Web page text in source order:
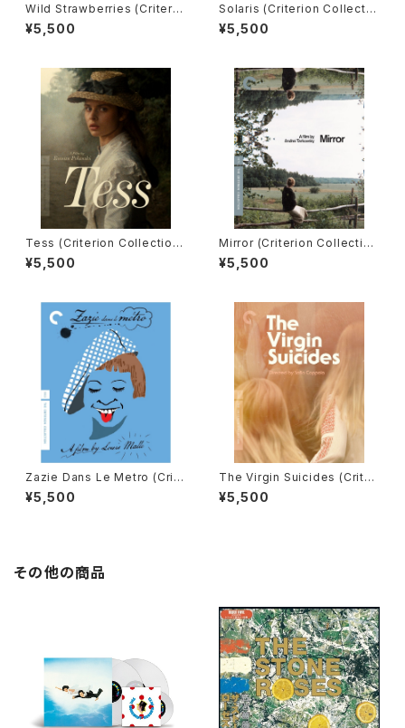
Wild Strawberries (Criterio
n Collection) [Blu-ray] / 野
いちご
¥5,500
Solaris (Criterion Collectio
n) [Blu-ray] / 惑星ソラリス
¥5,500
Tess (Criterion Collection)
[Blu-ray] / テス
¥5,500
Mirror (Criterion Collectio
n) [Blu-ray] / 鏡
¥5,500
Zazie Dans Le Metro (Crite
rion Collection) [Blu-ray] /
地下鉄のザジ
¥5,500
The Virgin Suicides (Criter
ion Collection) [Blu-ray] /
ヴァージン・スーサイズ
¥5,500
その他の商品